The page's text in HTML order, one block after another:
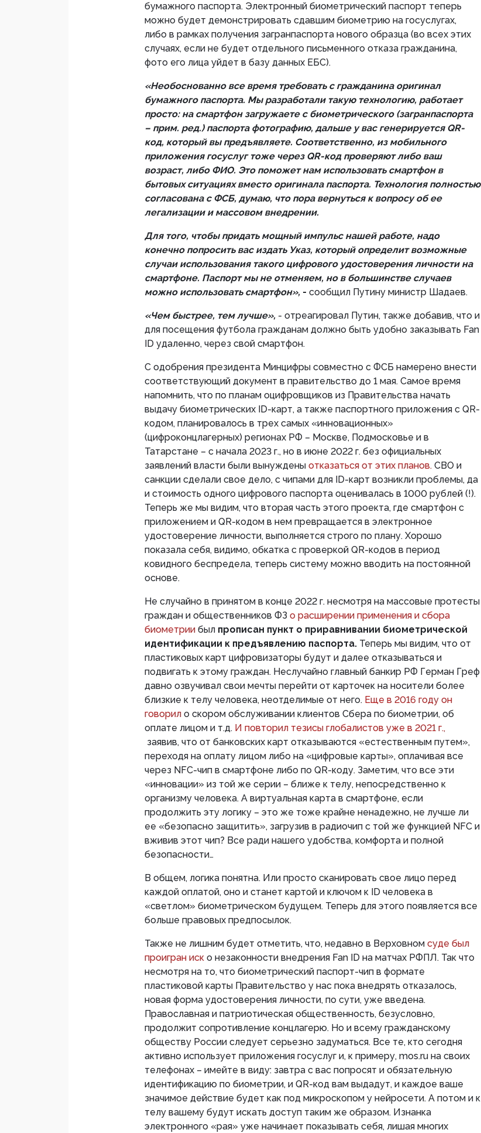
бумажного паспорта. Электронный биометрический паспорт теперь
можно будет демонстрировать сдавшим биометрию на госуслугах,
либо в рамках получения загранпаспорта нового образца (во всех этих
случаях, если не будет отдельного письменного отказа гражданина,
фото его лица уйдет в базу данных ЕБС).
«Необоснованно все время требовать с гражданина оригинал
бумажного паспорта. Мы разработали такую технологию, работает
просто: на смартфон загружаете с биометрического (загранпаспорта
– прим. ред.) паспорта фотографию, дальше у вас генерируется QR-
код, который вы предъявляете. Соответственно, из мобильного
приложения госуслуг тоже через QR-код проверяют либо ваш
возраст, либо ФИО. Это поможет нам использовать смартфон в
бытовых ситуациях вместо оригинала паспорта. Технология полностью
согласована с ФСБ, думаю, что пора вернуться к вопросу об ее
легализации и массовом внедрении.
Для того, чтобы придать мощный импульс нашей работе, надо
конечно попросить вас издать Указ, который определит возможные
случаи использования такого цифрового удостоверения личности на
смартфоне. Паспорт мы не отменяем, но в большинстве случаев
можно использовать смартфон», - сообщил Путину министр Шадаев.
«Чем быстрее, тем лучше», - отреагировал Путин, также добавив, что и
для посещения футбола гражданам должно быть удобно заказывать Fan
ID удаленно, через свой смартфон.
С одобрения президента Минцифры совместно с ФСБ намерено внести
соответствующий документ в правительство до 1 мая. Самое время
напомнить, что по планам оцифровщиков из Правительства начать
выдачу биометрических ID-карт, а также паспортного приложения с QR-
кодом, планировалось в трех самых «инновационных»
(цифроконцлагерных) регионах РФ – Москве, Подмосковье и в
Татарстане – с начала 2023 г., но в июне 2022 г. без официальных
заявлений власти были вынуждены отказаться от этих планов. СВО и
санкции сделали свое дело, с чипами для ID-карт возникли проблемы, да
и стоимость одного цифрового паспорта оценивалась в 1000 рублей (!).
Теперь же мы видим, что вторая часть этого проекта, где смартфон с
приложением и QR-кодом в нем превращается в электронное
удостоверение личности, выполняется строго по плану. Хорошо
показала себя, видимо, обкатка с проверкой QR-кодов в период
ковидного беспредела, теперь систему можно вводить на постоянной
основе.
Не случайно в принятом в конце 2022 г. несмотря на массовые протесты
граждан и общественников ФЗ о расширении применения и сбора
биометрии был прописан пункт о приравнивании биометрической
идентификации к предъявлению паспорта. Теперь мы видим, что от
пластиковых карт цифровизаторы будут и далее отказываться и
подвигать к этому граждан. Неслучайно главный банкир РФ Герман Греф
давно озвучивал свои мечты перейти от карточек на носители более
близкие к телу человека, неотделимые от него. Еще в 2016 году он
говорил о скором обслуживании клиентов Сбера по биометрии, об
оплате лицом и т.д. И повторил тезисы глобалистов уже в 2021 г.,
заявив, что от банковских карт отказываются «естественным путем»,
переходя на оплату лицом либо на «цифровые карты», оплачивая все
через NFC-чип в смартфоне либо по QR-коду. Заметим, что все эти
«инновации» из той же серии – ближе к телу, непосредственно к
организму человека. А виртуальная карта в смартфоне, если
продолжить эту логику – это же тоже крайне ненадежно, не лучше ли
ее «безопасно защитить», загрузив в радиочип с той же функцией NFC и
вживив этот чип? Все ради нашего удобства, комфорта и полной
безопасности…
В общем, логика понятна. Или просто сканировать свое лицо перед
каждой оплатой, оно и станет картой и ключом к ID человека в
«светлом» биометрическом будущем. Теперь для этого появляется все
больше правовых предпосылок.
Также не лишним будет отметить, что, недавно в Верховном суде был
проигран иск о незаконности внедрения Fan ID на матчах РФПЛ. Так что
несмотря на то, что биометрический паспорт-чип в формате
пластиковой карты Правительство у нас пока внедрять отказалось,
новая форма удостоверения личности, по сути, уже введена.
Православная и патриотическая общественность, безусловно,
продолжит сопротивление концлагерю. Но и всему гражданскому
обществу России следует серьезно задуматься. Все те, кто сегодня
активно использует приложения госуслуг и, к примеру, mos.ru на своих
телефонах – имейте в виду: завтра с вас попросят и обязательную
идентификацию по биометрии, и QR-код вам выдадут, и каждое ваше
значимое действие будет как под микроскопом у нейросети. А потом и к
телу вашему будут искать доступ таким же образом. Изнанка
электронного «рая» уже начинает показывать себя, лишая многих